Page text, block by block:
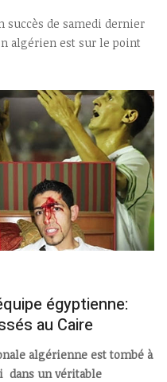
succès de samedi dernier
algérien est sur le point
égyptienne:
au Caire
algérienne est tombé à
dans un véritable